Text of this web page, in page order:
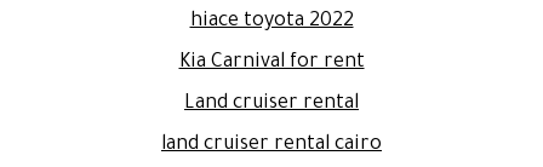
hiace toyota 2022
Kia Carnival for rent
Land cruiser rental
land cruiser rental cairo